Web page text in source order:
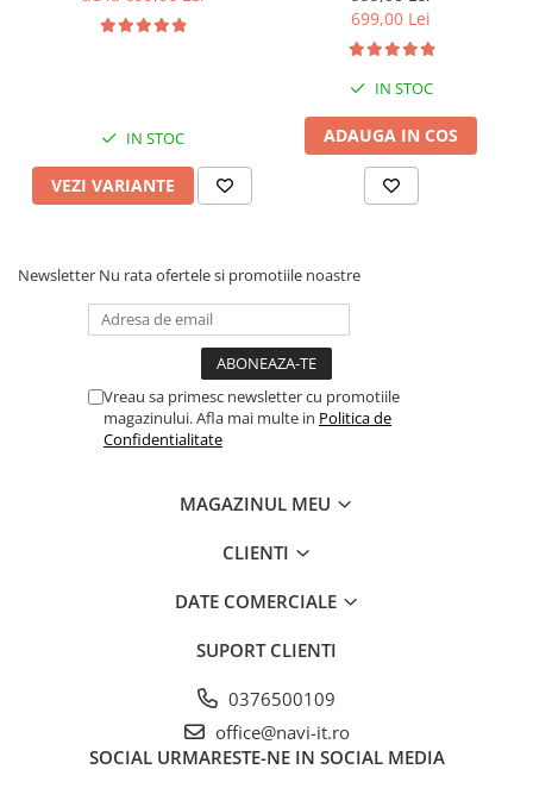
Display QLED 10", DSP,
IN STOC
VEZI VARIANTE
Quadcore, Android 14,
Display QLED 7", DSP,
Carplay&Android Auto,
Suport camere AHD
699,00 Lei
IN STOC
ADAUGA IN COS
Newsletter Nu rata ofertele si promotiile noastre
Vreau sa primesc newsletter cu promotiile
magazinului. Afla mai multe in Politica de
Confidentialitate
MAGAZINUL MEU
CLIENTI
DATE COMERCIALE
SUPORT CLIENTI
0376500109
office@navi-it.ro
SOCIAL URMARESTE-NE IN SOCIAL MEDIA